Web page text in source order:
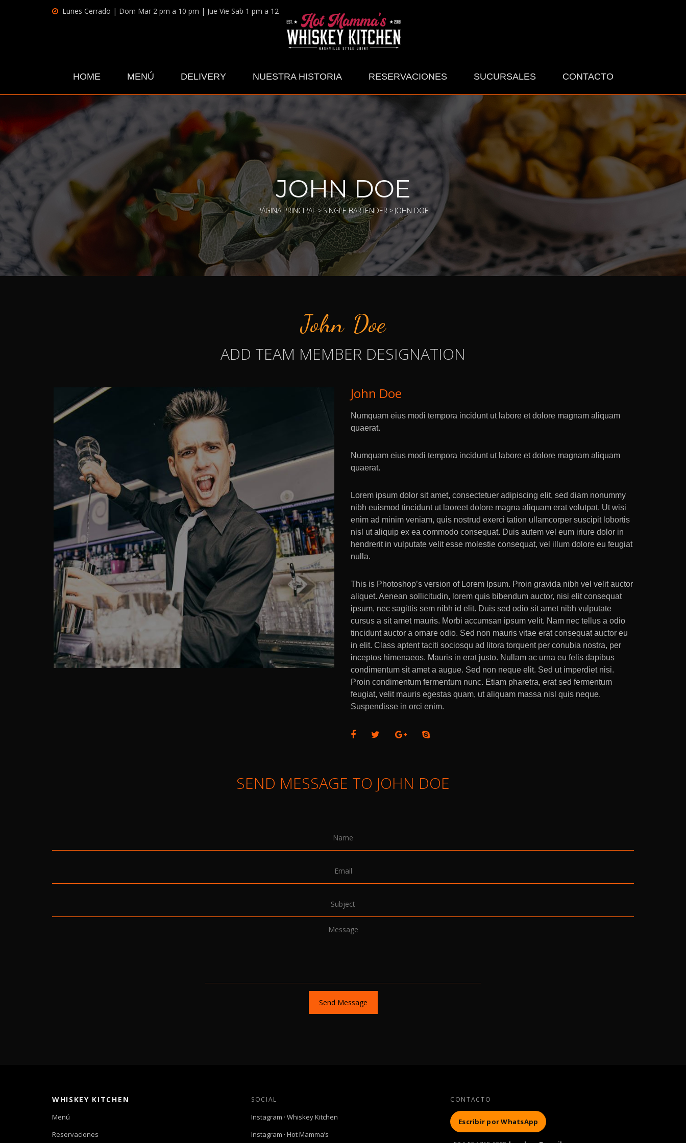
Lunes Cerrado | Dom Mar 2 pm a 10 pm | Jue Vie Sab 1 pm a 12 pm
HOME MENÚ DELIVERY NUESTRA HISTORIA RESERVACIONES SUCURSALES CONTACTO
JOHN DOE
PÁGINA PRINCIPAL>SINGLE BARTENDER > JOHN DOE
John Doe
ADD TEAM MEMBER DESIGNATION
John Doe
Numquam eius modi tempora incidunt ut labore et dolore magnam aliquam
quaerat.
Numquam eius modi tempora incidunt ut labore et dolore magnam aliquam
quaerat.
Lorem ipsum dolor sit amet, consectetuer adipiscing elit, sed diam nonummy
nibh euismod tincidunt ut laoreet dolore magna aliquam erat volutpat. Ut wisi
enim ad minim veniam, quis nostrud exerci tation ullamcorper suscipit lobortis
nisl ut aliquip ex ea commodo consequat. Duis autem vel eum iriure dolor in
hendrerit in vulputate velit esse molestie consequat, vel illum dolore eu feugiat
nulla.
This is Photoshop’s version of Lorem Ipsum. Proin gravida nibh vel velit auctor
aliquet. Aenean sollicitudin, lorem quis bibendum auctor, nisi elit consequat
ipsum, nec sagittis sem nibh id elit. Duis sed odio sit amet nibh vulputate
cursus a sit amet mauris. Morbi accumsan ipsum velit. Nam nec tellus a odio
tincidunt auctor a ornare odio. Sed non mauris vitae erat consequat auctor eu
in elit. Class aptent taciti sociosqu ad litora torquent per conubia nostra, per
inceptos himenaeos. Mauris in erat justo. Nullam ac urna eu felis dapibus
condimentum sit amet a augue. Sed non neque elit. Sed ut imperdiet nisi.
Proin condimentum fermentum nunc. Etiam pharetra, erat sed fermentum
feugiat, velit mauris egestas quam, ut aliquam massa nisl quis neque.
Suspendisse in orci enim.
SEND MESSAGE TO JOHN DOE
Send Message
WHISKEY KITCHEN
Menú
Reservaciones
SOCIAL
Instagram · Whiskey Kitchen
Instagram · Hot Mamma’s
CONTACTO
Escribir por WhatsApp